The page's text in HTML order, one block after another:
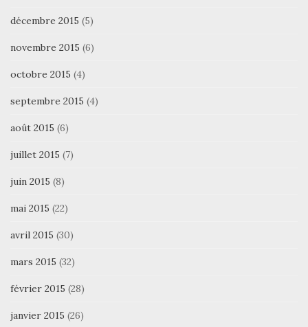
décembre 2015 (5)
novembre 2015 (6)
octobre 2015 (4)
septembre 2015 (4)
août 2015 (6)
juillet 2015 (7)
juin 2015 (8)
mai 2015 (22)
avril 2015 (30)
mars 2015 (32)
février 2015 (28)
janvier 2015 (26)